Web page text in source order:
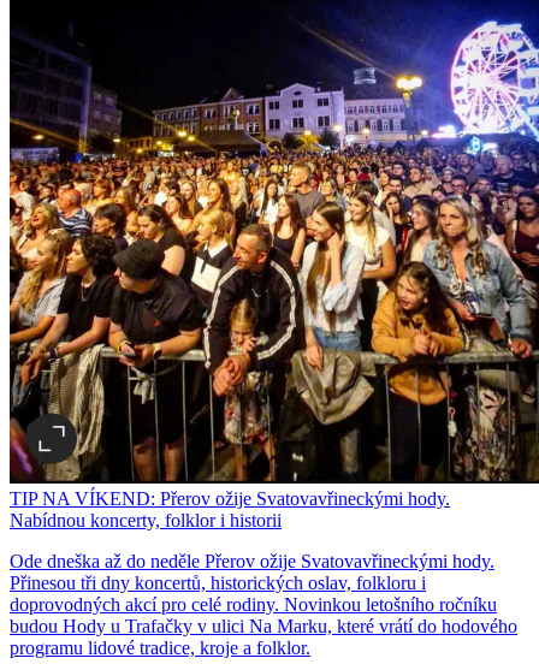
TIP NA VÍKEND: Přerov ožije Svatovavřineckými hody.
Nabídnou koncerty, folklor i historii
Ode dneška až do neděle Přerov ožije Svatovavřineckými hody.
Přinesou tři dny koncertů, historických oslav, folkloru i
doprovodných akcí pro celé rodiny. Novinkou letošního ročníku
budou Hody u Trafačky v ulici Na Marku, které vrátí do hodového
programu lidové tradice, kroje a folklor.